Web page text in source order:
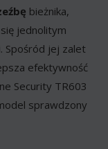
bieżnika,
jednolitym
Spośród jej zalet
efektywność
Security TR603
sprawdzony